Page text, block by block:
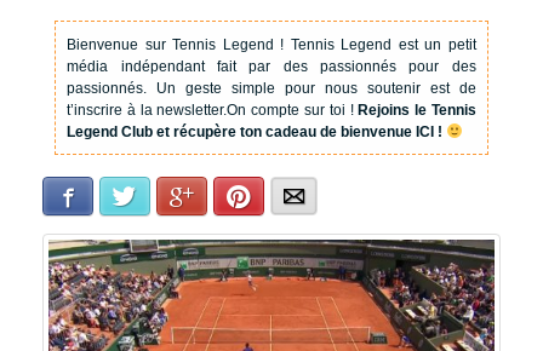
Bienvenue sur Tennis Legend ! Tennis Legend est un petit
média indépendant fait par des passionnés pour des
passionnés. Un geste simple pour nous soutenir est de
t’inscrire à la newsletter.On compte sur toi !Rejoins le Tennis
Legend Club et récupère ton cadeau de bienvenue ICI !
Facebook Twitter Google+Pinterest